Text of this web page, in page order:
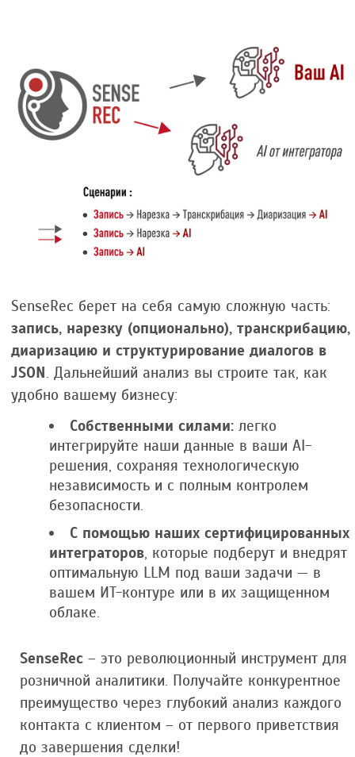
SenseRec берет на себя самую сложную часть:
запись, нарезку (опционально), транскрибацию,
диаризацию и структурирование диалогов в
JSON. Дальнейший анализ вы строите так, как
удобно вашему бизнесу:
Собственными силами: легко
интегрируйте наши данные в ваши AI-
решения, сохраняя технологическую
независимость и с полным контролем
безопасности.
С помощью наших сертифицированных
интеграторов, которые подберут и внедрят
оптимальную LLM под ваши задачи — в
вашем ИТ-контуре или в их защищенном
облаке.
SenseRec – это революционный инструмент для
розничной аналитики. Получайте конкурентное
преимущество через глубокий анализ каждого
контакта с клиентом – от первого приветствия
до завершения сделки!